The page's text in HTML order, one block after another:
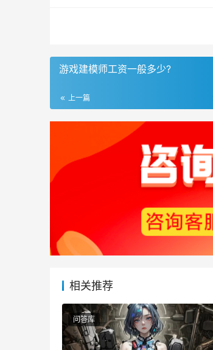
游戏建模师工资一般多少?
上一篇
相关推荐
问答库